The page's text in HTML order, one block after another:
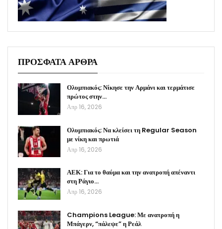
ΠΡΟΣΦΑΤΑ ΑΡΘΡΑ
Ολυμπιακός: Νίκησε την Αρμάνι και τερμάτισε
πρώτος στην…
Απρ 16, 2026
Ολυμπιακός: Να κλείσει τη Regular Season
με νίκη και πρωτιά
Απρ 16, 2026
ΑΕΚ: Για το θαύμα και την ανατροπή απέναντι
στη Ράγιο…
Απρ 16, 2026
Champions League: Με ανατροπή η
Μπάγερν, “πάλεψε” η Ρεάλ